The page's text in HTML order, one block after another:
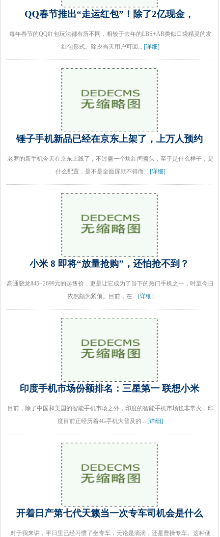
QQ春节推出“走运红包”！除了2亿现金，
每年春节的QQ红包玩法都有所不同，相较于去年的LBS+AR类似口袋精灵的发
红包形式。除夕当天用户可回... [详细]
锤子手机新品已经在京东上架了，上万人预约
老罗的新手机今天在京东上线了，不过盖一个块红闰盖头，至于是什么样子，是
什么配置，是不是全面屏就不得而... [详细]
小米 8 即将“放量抢购”，还怕抢不到？
高通骁龙845+2699元的起售价，更是让它成为了当下的热门手机之一，时至今日
依然颇为紧俏。目前，在... [详细]
印度手机市场份额排名：三星第一 联想小米
目前，除了中国和美国的智能手机市场之外，印度的智能手机市场也非常火，印
度目前正经历着4G手机大普及的... [详细]
开着日产第七代天籁当一次专车司机会是什么
对于我来讲，平日里已经习惯了坐专车，无论是滴滴，还是曹操专车。这种便